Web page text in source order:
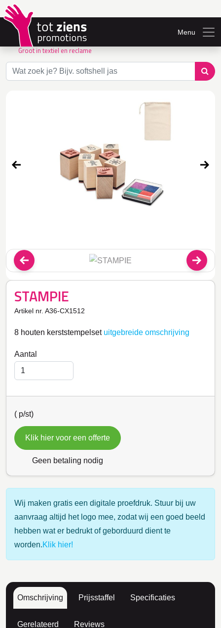
Groot in textiel en reclame
Menu
STAMPIE
Artikel nr. A36-CX1512
8 houten kerststempelset uitgebreide omschrijving
Aantal
( p/st)
Klik hier voor een offerte
Geen betaling nodig
Wij maken gratis een digitale proefdruk. Stuur bij uw
aanvraag altijd het logo mee, zodat wij een goed beeld
hebben wat er bedrukt of geborduurd dient te
worden.Klik hier!
Omschrijving Prijsstaffel Specificaties
Gerelateerd Reviews